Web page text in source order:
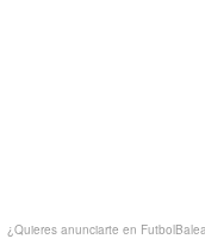
¿Quieres anunciarte en